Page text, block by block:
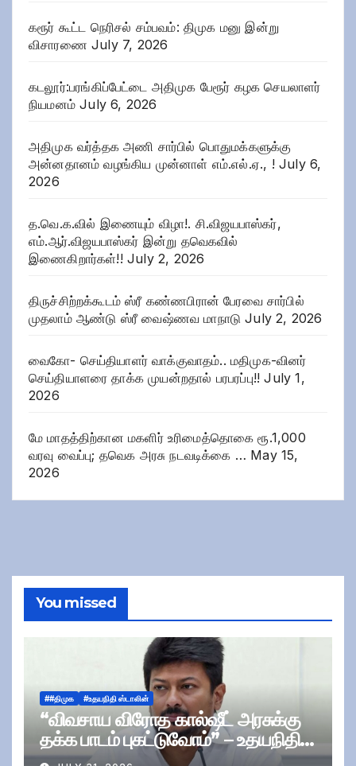
கரூர் கூட்ட நெரிசல் சம்பவம்: திமுக மனு இன்று
விசாரணை July 7, 2026
கடலூர்:பரங்கிப்பேட்டை அதிமுக பேரூர் கழக செயலாளர்
நியமனம் July 6, 2026
அதிமுக வர்த்தக அணி சார்பில் பொதுமக்களுக்கு
அன்னதானம் வழங்கிய முன்னாள் எம்.எல்.ஏ., ! July 6,
2026
த.வெ.க.வில் இணையும் விழா!. சி.விஜயபாஸ்கர்,
எம்.ஆர்.விஜயபாஸ்கர் இன்று தவெகவில்
இணைகிறார்கள்!! July 2, 2026
திருச்சிற்றக்கூடம் ஸ்ரீ கண்ணபிரான் பேரவை சார்பில்
முதலாம் ஆண்டு ஸ்ரீ வைஷ்ணவ மாநாடு July 2, 2026
வைகோ- செய்தியாளர் வாக்குவாதம்.. மதிமுக-வினர்
செய்தியாளரை தாக்க முயன்றதால் பரபரப்பு!! July 1,
2026
மே மாதத்திற்கான மகளிர் உரிமைத்தொகை ரூ.1,000
வரவு வைப்பு; தவெக அரசு நடவடிக்கை … May 15,
2026
You missed
##திமுக #உதயநிதி ஸ்டாலின்
“விவசாய விரோத கால்ஷீட் அரசுக்கு
தக்க பாடம் புகட்டுவோம்” – உதயநிதி
ஸ்டாலின்